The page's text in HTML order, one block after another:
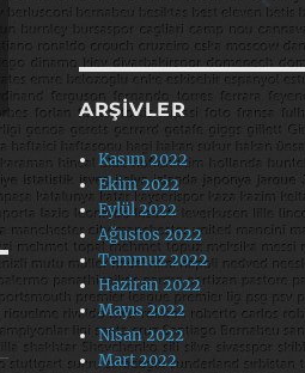
ARŞIVLER
Kasım 2022
Ekim 2022
Eylül 2022
Ağustos 2022
Temmuz 2022
Haziran 2022
Mayıs 2022
Nisan 2022
Mart 2022